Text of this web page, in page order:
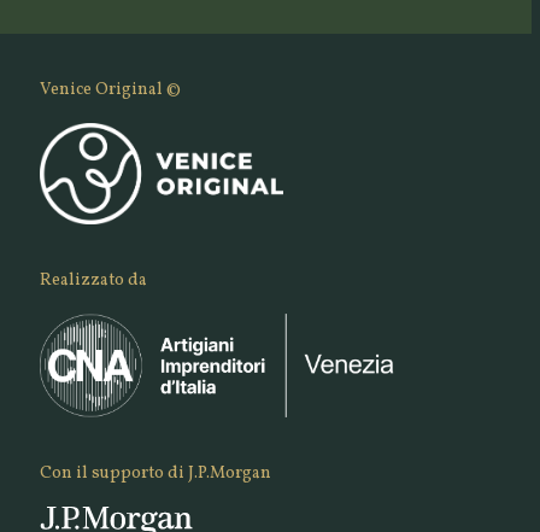
Venice Original ©
Realizzato da
Con il supporto di J.P.Morgan